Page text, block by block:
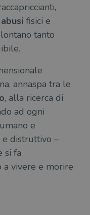
abusi fisici e
tanto
annaspa tra le
, alla ricerca di
ad ogni
e
e distruttivo –
si fa
a vivere e morire